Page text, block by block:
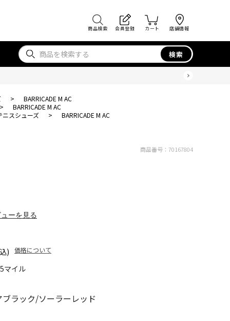
商品検索 会員登録 カート 店舗情報
検索
>
BARRICADE M AC
>
BARRICADE M AC
ニスシューズ > BARRICADE M AC
マイル
ーを見る
) 価格について
ラック/ソーラーレッド
商品番号： 70167804